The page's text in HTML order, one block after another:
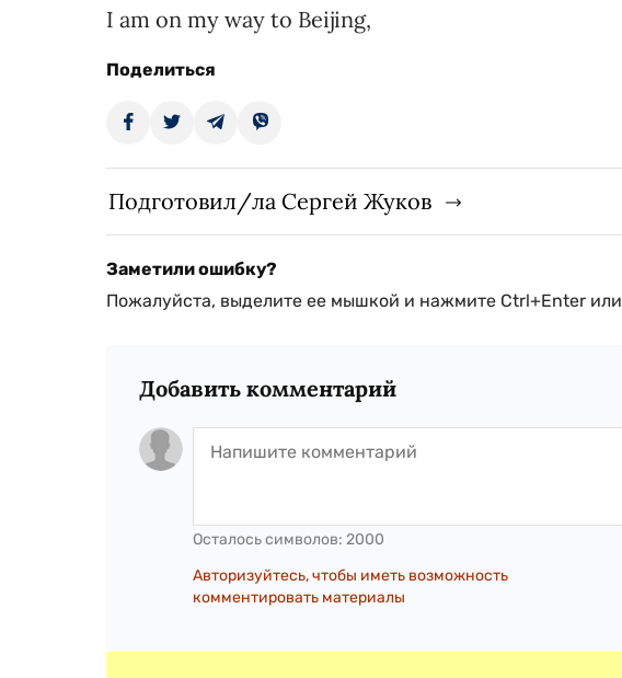
I am on my way to Beijing,
Поделиться
Подготовил/ла Сергей Жуков
Заметили ошибку?
Пожалуйста, выделите ее мышкой и нажмите Ctrl+Enter или
Добавить комментарий
Осталось символов: 2000
Авторизуйтесь, чтобы иметь возможность
комментировать материалы